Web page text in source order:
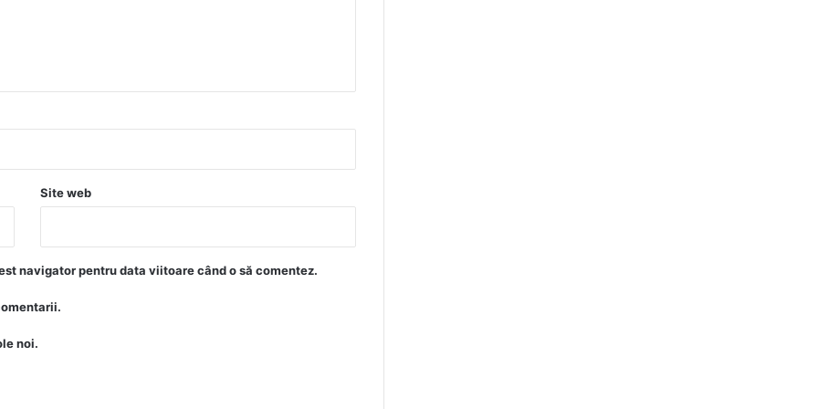
Site web
navigator pentru data viitoare când o să comentez.
noi.